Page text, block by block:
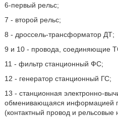
6-первый рельс;
7 - второй рельс;
8 - дроссель-трансформатор ДТ;
9 и 10 - провода, соединяющие
11 - фильтр станционный ФС;
12 - генератор станционный ГС;
13 - станционная электронно-
обменивающаяся информацией
(контактный провод и рельсовые